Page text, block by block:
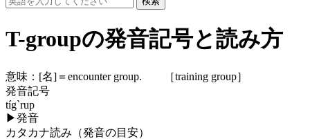
T-groupの発音記号と読み方
意味： [名] ＝encounter group. ［training group］
発音記号
tíg`rup
▶発音
カタカナ読み（発音の目安）